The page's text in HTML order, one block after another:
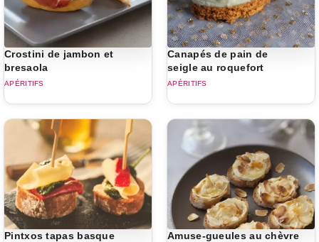
Crostini de jambon et
bresaola
APÉRITIFS
Canapés de pain de
seigle au roquefort
APÉRITIFS
Pintxos tapas basque
Amuse-gueules au chèvre